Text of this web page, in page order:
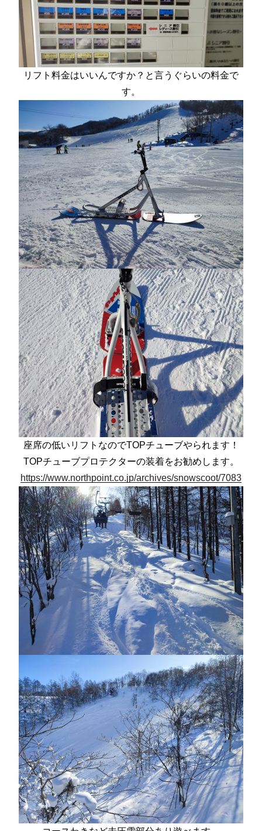
リフト料金はいいんですか？と言うぐらいの料金で
す。
座席の低いリフトなのでTOPチューブやられます！
TOPチューブプロテクターの装着をお勧めします。
https://www.northpoint.co.jp/archives/snowscoot/7083